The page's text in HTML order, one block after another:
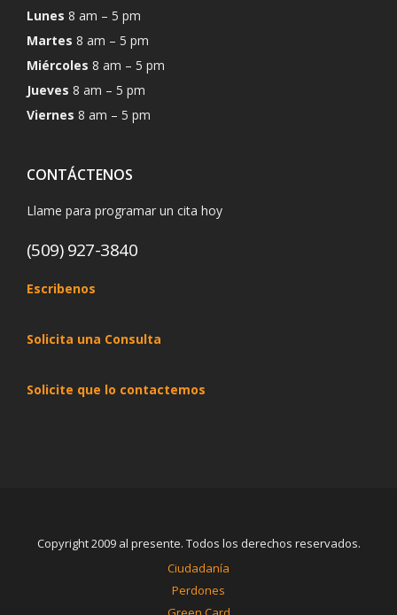
Lunes 8 am – 5 pm
Martes 8 am – 5 pm
Miércoles 8 am – 5 pm
Jueves 8 am – 5 pm
Viernes 8 am – 5 pm
CONTÁCTENOS
Llame para programar un cita hoy
(509) 927-3840
Escribenos
Solicita una Consulta
Solicite que lo contactemos
Copyright 2009 al presente. Todos los derechos reservados.
Ciudadanía
Perdones